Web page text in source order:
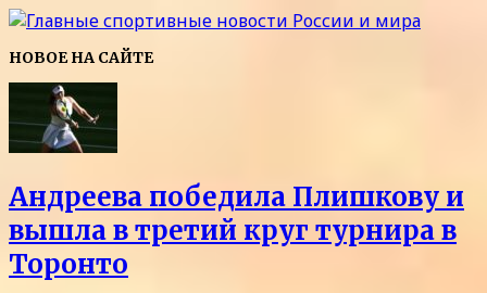
НОВОЕ НА САЙТЕ
Андреева победила Плишкову и
вышла в третий круг турнира в
Торонто